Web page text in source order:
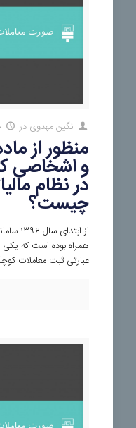
نگین مهدوی در
و اشخاصی
در نظام
چیست؟
از
همراه بوده است که یکی
عبارتی ثبت معاملات